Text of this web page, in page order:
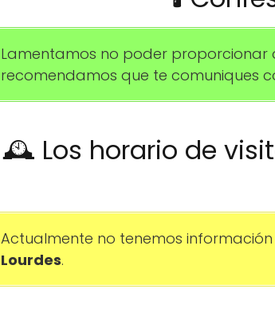
Lamentamos no poder proporcionar
recomendamos que te comuniques
🕰️ Los horario de
Actualmente no tenemos
Lourdes.